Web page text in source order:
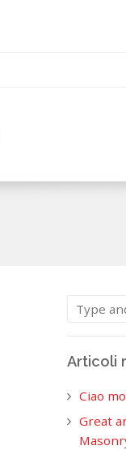
Articoli
Ciao
Great